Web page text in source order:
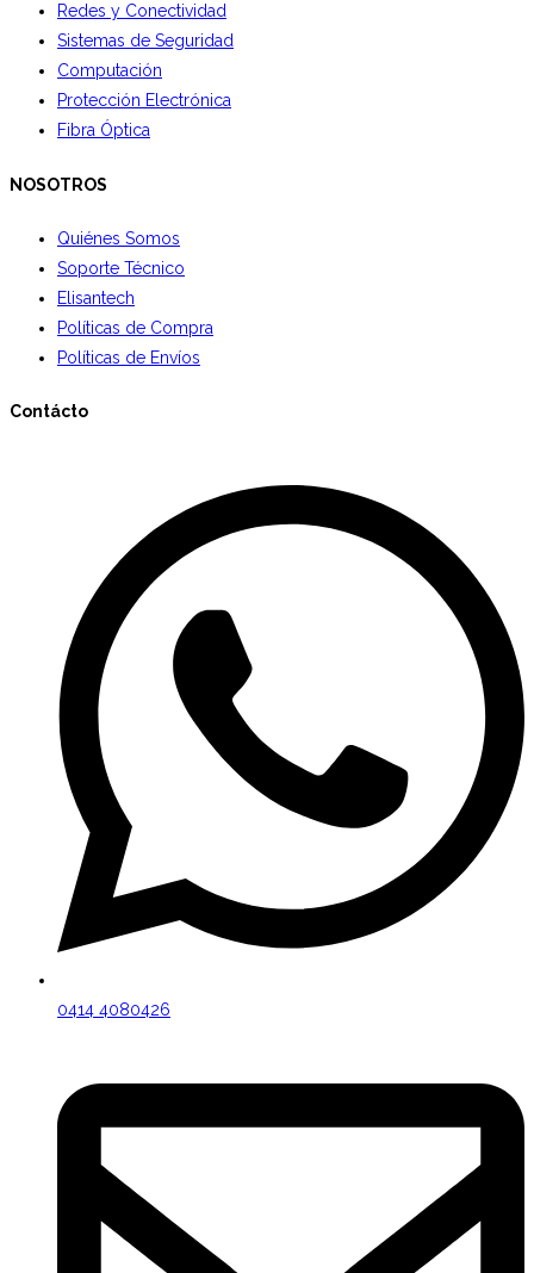
Redes y Conectividad
Sistemas de Seguridad
Computación
Protección Electrónica
Fibra Óptica
NOSOTROS
Quiénes Somos
Soporte Técnico
Elisantech
Políticas de Compra
Políticas de Envíos
Contácto
0414 4080426